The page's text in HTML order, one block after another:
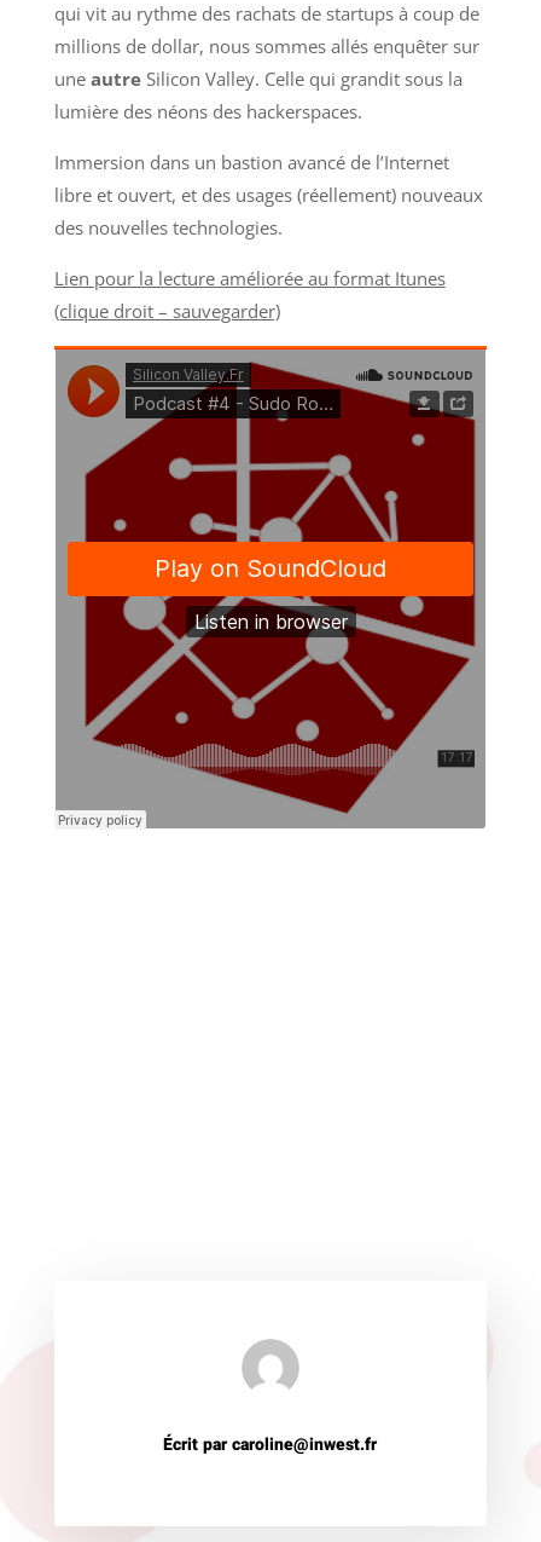
qui vit au rythme des rachats de startups à coup de
millions de dollar, nous sommes allés enquêter sur
une autreSilicon Valley. Celle qui grandit sous la
lumière des néons des hackerspaces.
Immersion dans un bastion avancé de l’Internet
libre et ouvert, et des usages (réellement) nouveaux
des nouvelles technologies.
Lien pour la lecture améliorée au format Itunes
(clique droit – sauvegarder)
Écrit par caroline@inwest.fr